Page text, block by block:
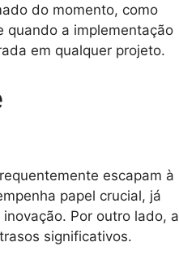
do momento, como
quando a implementação
em qualquer projeto.
escapam à
papel crucial, já
Por outro lado, a
significativos.